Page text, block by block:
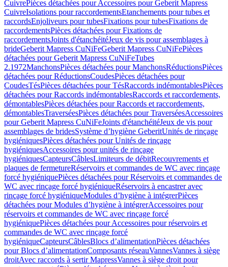
CuivrePièces détachées pour Accessoires pour Geberit Mapress
CuivreIsolations pour raccordementsEtanchements pour tubes et
raccordsEnjoliveurs pour tubesFixations pour tubesFixations de
raccordementsPièces détachées pour Fixations de
raccordementsJoints d'étanchéitéJeux de vis pour assemblages à
brideGeberit Mapress CuNiFeGeberit Mapress CuNiFePièces
détachées pour Geberit Mapress CuNiFeTubes
2.1972ManchonsPièces détachées pour ManchonsRéductionsPièces
détachées pour RéductionsCoudesPièces détachées pour
CoudesTésPièces détachées pour TésRaccords indémontablesPièces
détachées pour Raccords indémontablesRaccords et raccordements,
démontablesPièces détachées pour Raccords et raccordements,
démontablesTraverséesPièces détachées pour TraverséesAccessoires
pour Geberit Mapress CuNiFeJoints d'étanchéitéJeux de vis pour
assemblages de bridesSystème d’hygiène GeberitUnités de rinçage
hygiéniquesPièces détachées pour Unités de rinçage
hygiéniquesAccessoires pour unités de rinçage
hygiéniquesCapteursCâblesLimiteurs de débitRecouvrements et
plaques de fermetureRéservoirs et commandes de WC avec rinçage
forcé hygiéniquePièces détachées pour Réservoirs et commandes de
WC avec rinçage forcé hygiéniqueRéservoirs à encastrer avec
rinçage forcé hygiéniqueModules d’hygiène à intégrerPièces
détachées pour Modules d’hygiène à intégrerAccessoires pour
réservoirs et commandes de WC avec rinçage forcé
hygiéniquePièces détachées pour Accessoires pour réservoirs et
commandes de WC avec rinçage forcé
hygiéniqueCapteursCâblesBlocs d’alimentationPièces détachées
pour Blocs d’alimentationComposants réseauVannesVannes à siège
droitAvec raccords à sertir MapressVannes à siège droit pour